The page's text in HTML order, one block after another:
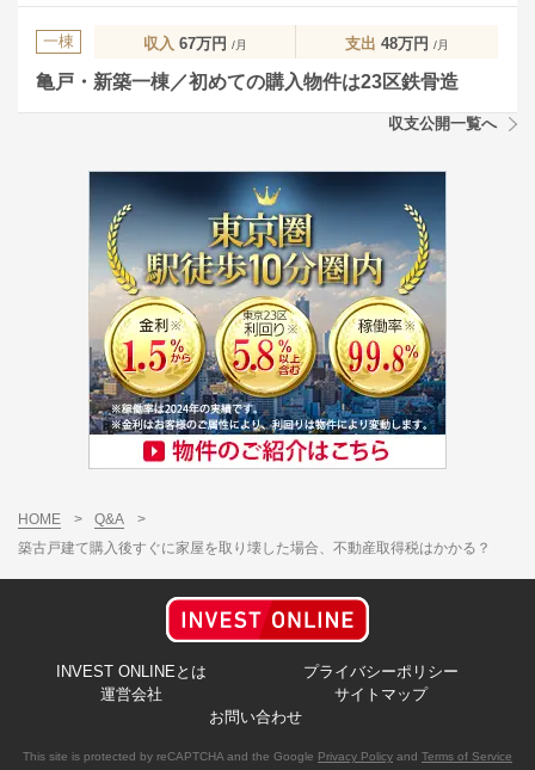
一棟 収入 67万円 /月 支出 48万円 /月
亀戸・新築一棟／初めての購入物件は23区鉄骨造
収支公開一覧へ
HOME > Q&A
>
築古戸建て購入後すぐに家屋を取り壊した場合、不動産取得税はかかる？
INVEST ONLINEとは
プライバシーポリシー
運営会社
サイトマップ
お問い合わせ
This site is protected by reCAPTCHA and the Google Privacy Policy and Terms of Service